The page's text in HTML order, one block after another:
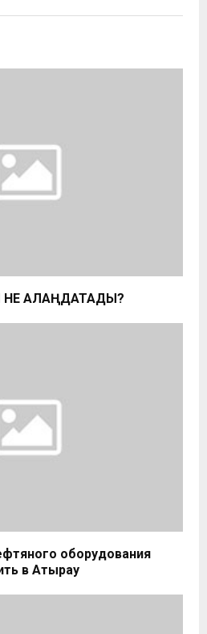
НЕ АЛАҢДАТАДЫ?
оборудования
в Атырау